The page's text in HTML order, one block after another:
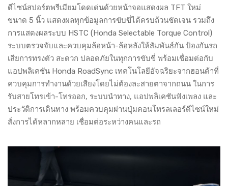
ดีไซน์สปอร์ตพรีเมียมโดดเด่นด้วยหน้าจอแสดงผล TFT ใหม่
ขนาด 5 นิ้ว แสดงผลทุกข้อมูลการขับขี่ได้ครบถ้วนชัดเจน รวมถึง
การแสดงผลระบบ HSTC (Honda Selectable Torque Control)
ระบบตรวจจับและควบคุมล้อหน้า-ล้อหลังให้สัมพันธ์กัน ป้องกันรถ
เสียการทรงตัว สะดวก ปลอดภัยในทุกการขับขี่ พร้อมเชื่อมต่อกับ
แอปพลิเคชัน Honda RoadSync เทคโนโลยีอัจฉริยะจากฮอนด้าที่
ควบคุมการทำงานด้วยเสียงโดยไม่ต้องละสายตาจากถนน ในการ
รับสายโทรเข้า-โทรออก, ระบบนำทาง, แอปพลิเคชันฟังเพลง และ
ประวัติการเดินทาง พร้อมควบคุมผ่านปุ่มคอนโทรลเลอร์ดีไซน์ใหม่
สั่งการได้หลากหลาย เชื่อมต่อระหว่างคนและรถ